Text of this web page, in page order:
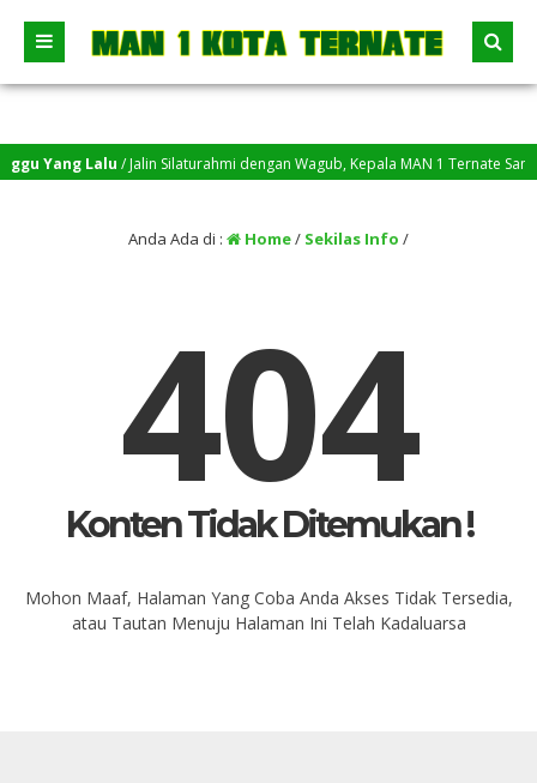
Yang Lalu/ Jalin Silaturahmi dengan Wagub, Kepala MAN 1 Ternate
Anda Ada di : Home/ Sekilas Info /
404
Konten Tidak Ditemukan !
Mohon Maaf, Halaman Yang Coba Anda Akses Tidak Tersedia,
atau Tautan Menuju Halaman Ini Telah Kadaluarsa